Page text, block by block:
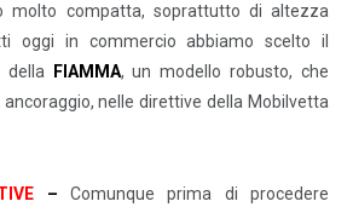
molto compatta, soprattutto di altezza
oggi in commercio abbiamo scelto il
della FIAMMA, un modello robusto, che
nelle direttive della Mobilvetta
–
Comunque prima di procedere